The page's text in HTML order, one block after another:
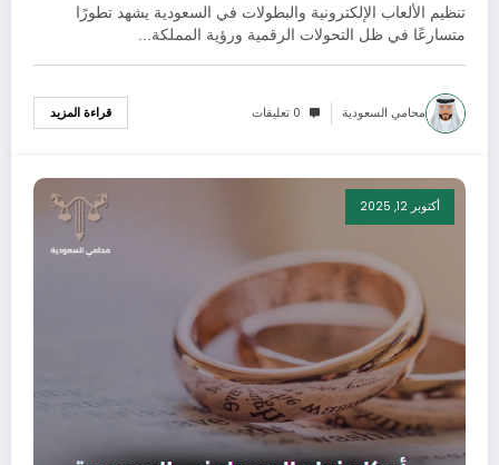
تنظيم الألعاب الإلكترونية والبطولات في السعودية يشهد تطورًا
متسارعًا في ظل التحولات الرقمية ورؤية المملكة…
محامي السعودية 0 تعليقات قراءة المزيد
أكتوبر 12, 2025